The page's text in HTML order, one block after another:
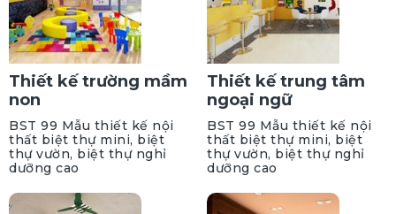
Thiết kế trường mầm
non
BST 99 Mẫu thiết kế nội
thất biệt thự mini, biệt
thự vườn, biệt thự nghỉ
dưỡng cao
Thiết kế trung tâm
ngoại ngữ
BST 99 Mẫu thiết kế nội
thất biệt thự mini, biệt
thự vườn, biệt thự nghỉ
dưỡng cao